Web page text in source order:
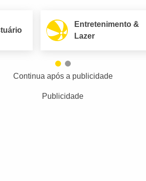
Entretenimento &
Lazer
Continua após a publicidade
Publicidade